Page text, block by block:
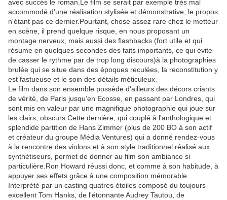
avec succés le roman.Le film se serait par exemple très mal
accommodé d'une réalisation stylisée et démonstrative, le propos
n'étant pas ce dernier.Pourtant, chose assez rare chez le metteur
en scène, il prend quelque risque, en nous proposant un
montage nerveux, mais aussi des flashbacks (fort utile et qui
résume en quelques secondes des faits importants, ce qui évite
de casser le rythme par de trop long discours)à la photographies
brulée qui se situe dans des époques reculées, la reconstitution y
est fastueuse et le soin des détails méticuleux.
Le film dans son ensemble possède d'ailleurs des décors criants
de vérité, de Paris jusqu'en Ecosse, en passant par Londres, qui
sont mis en valeur par une magnifique photographie qui joue sur
les clairs, obscurs.Cette dernière, qui couplé à l'anthologique et
splendide partition de Hans Zimmer (plus de 200 BO à son actif
et créateur du groupe Média Ventures) qui a donné rendez-vous
à la rencontre des violons et à son style traditionnel réalisé aux
synthétiseurs, permet de donner au film son ambiance si
particulière.Ron Howard réussi donc, et comme à son habitude, à
appuyer ses effets grâce à une composition mémorable.
Interprété par un casting quatres étoiles composé du toujours
excellent Tom Hanks, de l'étonnante Audrey Tautou, de